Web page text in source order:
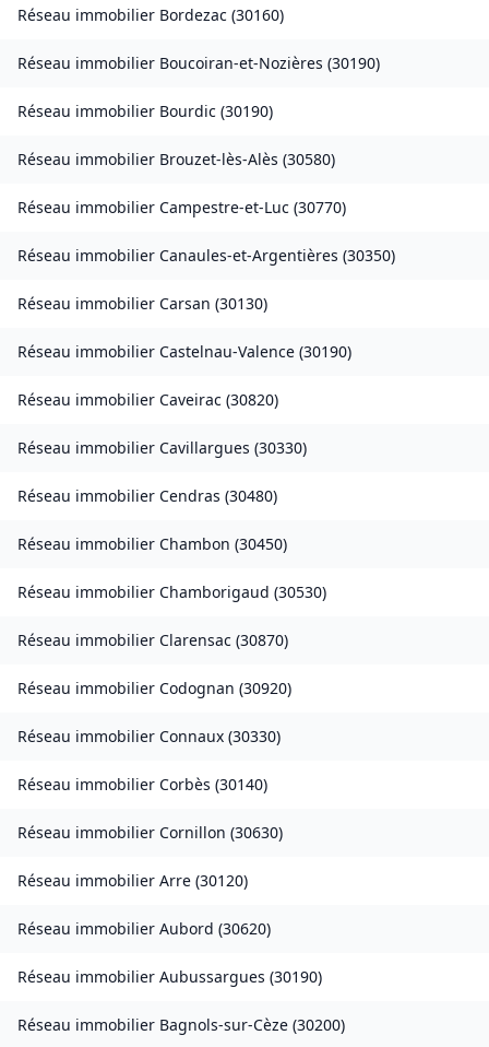
Réseau immobilier Bordezac (30160)
Réseau immobilier Boucoiran-et-Nozières (30190)
Réseau immobilier Bourdic (30190)
Réseau immobilier Brouzet-lès-Alès (30580)
Réseau immobilier Campestre-et-Luc (30770)
Réseau immobilier Canaules-et-Argentières (30350)
Réseau immobilier Carsan (30130)
Réseau immobilier Castelnau-Valence (30190)
Réseau immobilier Caveirac (30820)
Réseau immobilier Cavillargues (30330)
Réseau immobilier Cendras (30480)
Réseau immobilier Chambon (30450)
Réseau immobilier Chamborigaud (30530)
Réseau immobilier Clarensac (30870)
Réseau immobilier Codognan (30920)
Réseau immobilier Connaux (30330)
Réseau immobilier Corbès (30140)
Réseau immobilier Cornillon (30630)
Réseau immobilier Arre (30120)
Réseau immobilier Aubord (30620)
Réseau immobilier Aubussargues (30190)
Réseau immobilier Bagnols-sur-Cèze (30200)